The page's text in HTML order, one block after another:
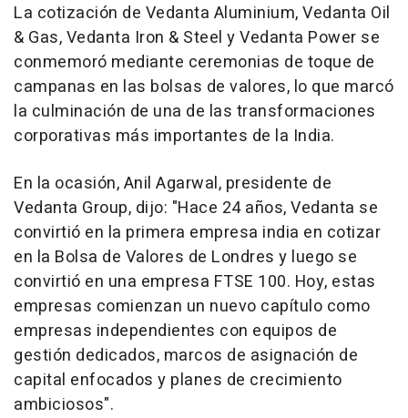
La cotización de Vedanta Aluminium, Vedanta Oil
& Gas, Vedanta Iron & Steel y Vedanta Power se
conmemoró mediante ceremonias de toque de
campanas en las bolsas de valores, lo que marcó
la culminación de una de las transformaciones
corporativas más importantes de la India.
En la ocasión, Anil Agarwal, presidente de
Vedanta Group, dijo: "Hace 24 años, Vedanta se
convirtió en la primera empresa india en cotizar
en la Bolsa de Valores de Londres y luego se
convirtió en una empresa FTSE 100. Hoy, estas
empresas comienzan un nuevo capítulo como
empresas independientes con equipos de
gestión dedicados, marcos de asignación de
capital enfocados y planes de crecimiento
ambiciosos".